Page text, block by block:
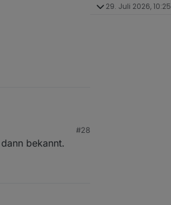
#28
bekannt.
29. Juli 2026, 10:25